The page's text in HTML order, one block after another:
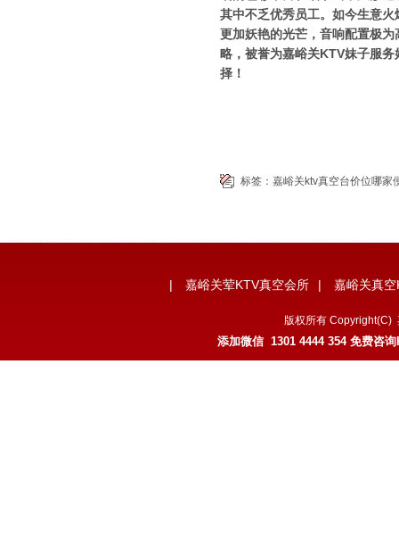
其中不乏优秀员工。如今生意
更加妖艳的光芒，音响配置极
略，被誉为嘉峪关KTV妹子服
择！
标签： 嘉峪关ktv真空台价位哪家
| 嘉峪关荤KTV真空会所 | 嘉峪关真
版权所有 Copyright(C)
添加微信 1301 4444 354 免费咨